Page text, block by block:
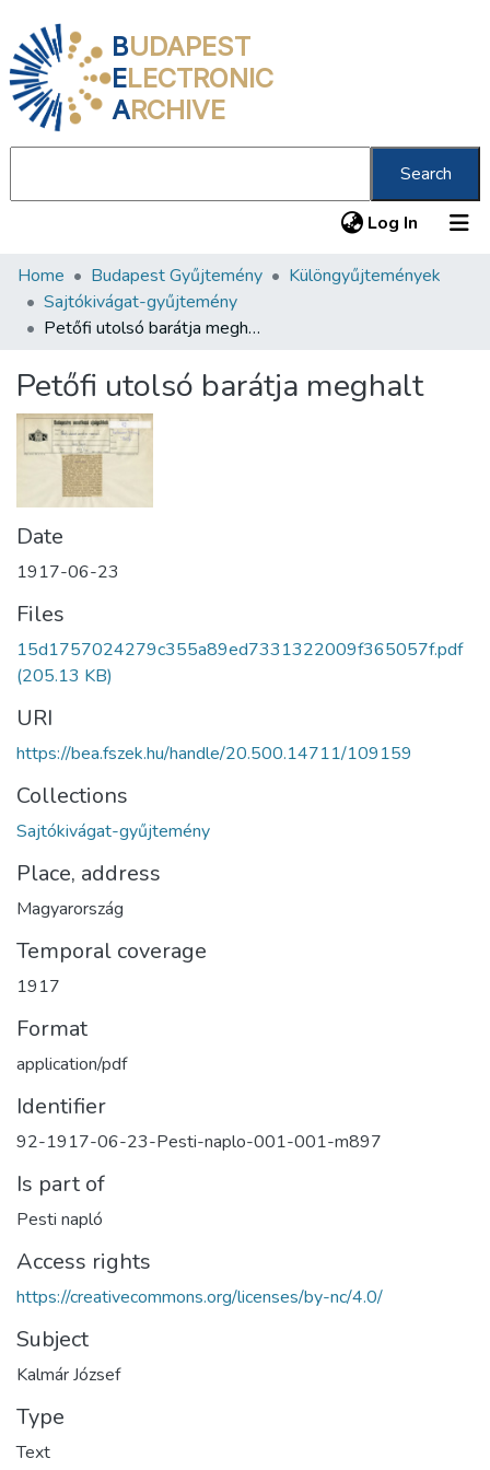
BUDAPEST
ELECTRONIC
ARCHIVE
Search
Log In (current)
Communities & Collections
All of DSpace
About us
Home Budapest Gyűjtemény
Különgyűjtemények
Sajtókivágat-gyűjtemény
Petőfi utolsó barátja meghalt
Petőfi utolsó barátja meghalt
Date
1917-06-23
Files
15d1757024279c355a89ed7331322009f365057f.pdf
(205.13 KB)
URI
https://bea.fszek.hu/handle/20.500.14711/109159
Collections
Sajtókivágat-gyűjtemény
Place, address
Magyarország
Temporal coverage
1917
Format
application/pdf
Identifier
92-1917-06-23-Pesti-naplo-001-001-m897
Is part of
Pesti napló
Access rights
https://creativecommons.org/licenses/by-nc/4.0/
Subject
Kalmár József
Type
Text